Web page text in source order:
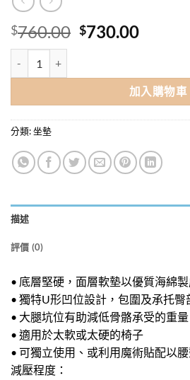
$760.00 原
格：
$760.00。
$730.00目
格：
加入購物車
分類:坐墊
描述
評價 (0)
• 底層堅硬，面層軟墊以優質海綿
• 獨特U形凹位設計，包圍及承托
• 大腿坑位有助減低骨骼承受的重量
• 適用於太軟或太硬的椅子
• 可獨立使用、或利用魔術貼配以
減壓程度：